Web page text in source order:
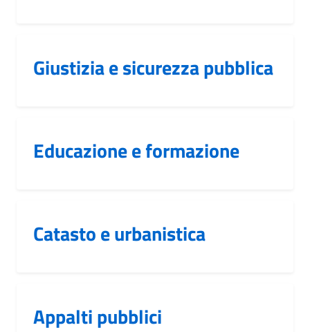
Giustizia e sicurezza pubblica
Educazione e formazione
Catasto e urbanistica
Appalti pubblici